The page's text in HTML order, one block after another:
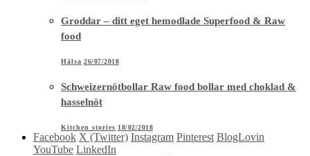
Groddar – ditt eget hemodlade Superfood & Raw
food
Hälsa 26/07/2018
Schweizernötbollar Raw food bollar med choklad &
hasselnöt
Kitchen stories 18/02/2018
Facebook X (Twitter) Instagram Pinterest BlogLovin
YouTube LinkedIn